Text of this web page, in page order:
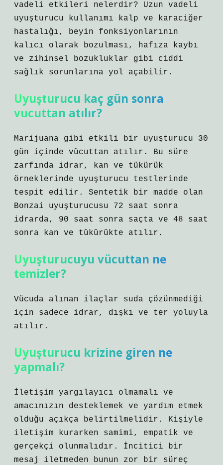
vadeli etkileri nelerdir? Uzun vadeli
uyuşturucu kullanımı kalp ve karaciğer
hastalığı, beyin fonksiyonlarının
kalıcı olarak bozulması, hafıza kaybı
ve zihinsel bozukluklar gibi ciddi
sağlık sorunlarına yol açabilir.
Uyuşturucu kaç gün sonra
vucuttan atılır?
Marijuana gibi etkili bir uyuşturucu 30
gün içinde vücuttan atılır. Bu süre
zarfında idrar, kan ve tükürük
örneklerinde uyuşturucu testlerinde
tespit edilir. Sentetik bir madde olan
Bonzai uyuşturucusu 72 saat sonra
idrarda, 90 saat sonra saçta ve 48 saat
sonra kan ve tükürükte atılır.
Uyuşturucuyu vücuttan ne
temizler?
Vücuda alınan ilaçlar suda çözünmediği
için sadece idrar, dışkı ve ter yoluyla
atılır.
Uyuşturucu krizine giren ne
yapmalı?
İletişim yargılayıcı olmamalı ve
amacınızın desteklemek ve yardım etmek
olduğu açıkça belirtilmelidir. Kişiyle
iletişim kurarken samimi, empatik ve
gerçekçi olunmalıdır. İncitici bir
mesaj iletmeden bunun zor bir süreç